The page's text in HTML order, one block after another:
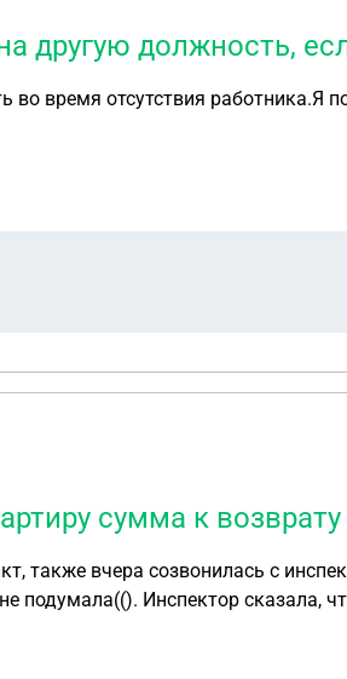
другую должность,
время отсутствия работника.Я
сумма к
также вчера созвонилась с
Инспектор сказала,
акта и в акте Сумма налога,